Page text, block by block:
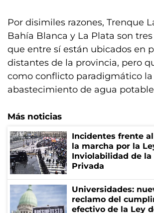
Por disimiles razones, Trenque
Bahía Blanca y La Plata son
que entre sí están ubicados en
distantes de la provincia, pero
como conflicto paradigmático
abastecimiento de agua
Más noticias
Incidentes frente
la marcha por la
Inviolabilidad de la
Privada
Universidades:
reclamo del
efectivo de la Ley